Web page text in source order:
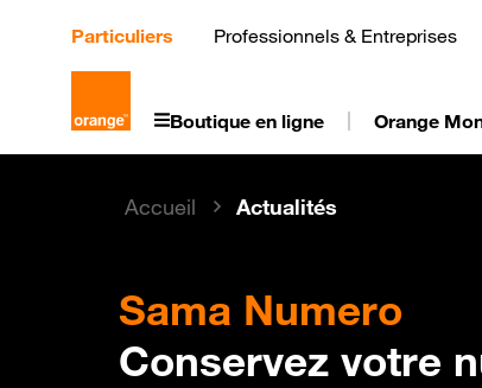
Particuliers Professionnels & Entreprises
Boutique en ligne Orange
Accueil Actualités
Sama Numero
Conservez votre